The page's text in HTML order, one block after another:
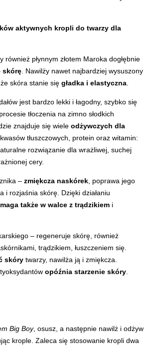
aktywnych kropli do twarzy dla
również płynnym złotem Maroka dogłębnie
skórę. Nawilży nawet najbardziej wysuszony
skóra stanie się gładka i elastyczna.
jest bardzo lekki i łagodny, szybko się
tłoczenia na zimno słodkich
znajduje się wiele odżywczych dla
tłuszczowych, protein oraz witamin:
rozwiązanie dla wrażliwej, suchej
cery.
–zmiękcza naskórek, poprawa jego
i rozjaśnia skórę. Dzięki działaniu
także w walce z trądzikiemi
– regeneruje skórę, również
trądzikiem, łuszczeniem się.
skóry twarzy, nawilża ją i zmiękcza.
opóźnia starzenie skóry.
Big Boy, osusz, a następnie nawilż i odżyw
krople. Zaleca się stosowanie kropli dwa